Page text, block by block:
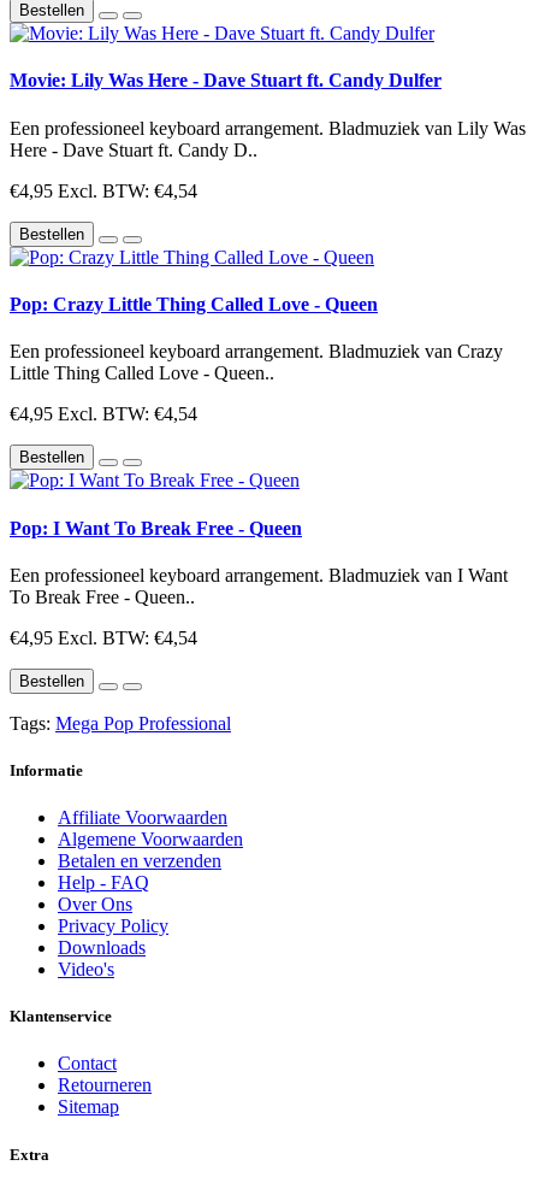
Bestellen
Movie: Lily Was Here - Dave Stuart ft. Candy Dulfer
Een professioneel keyboard arrangement. Bladmuziek van Lily Was
Here - Dave Stuart ft. Candy D..
€4,95 Excl. BTW: €4,54
Bestellen
Pop: Crazy Little Thing Called Love - Queen
Een professioneel keyboard arrangement. Bladmuziek van Crazy
Little Thing Called Love - Queen..
€4,95 Excl. BTW: €4,54
Bestellen
Pop: I Want To Break Free - Queen
Een professioneel keyboard arrangement. Bladmuziek van I Want
To Break Free - Queen..
€4,95 Excl. BTW: €4,54
Bestellen
Tags: Mega Pop Professional
Informatie
Affiliate Voorwaarden
Algemene Voorwaarden
Betalen en verzenden
Help - FAQ
Over Ons
Privacy Policy
Downloads
Video's
Klantenservice
Contact
Retourneren
Sitemap
Extra